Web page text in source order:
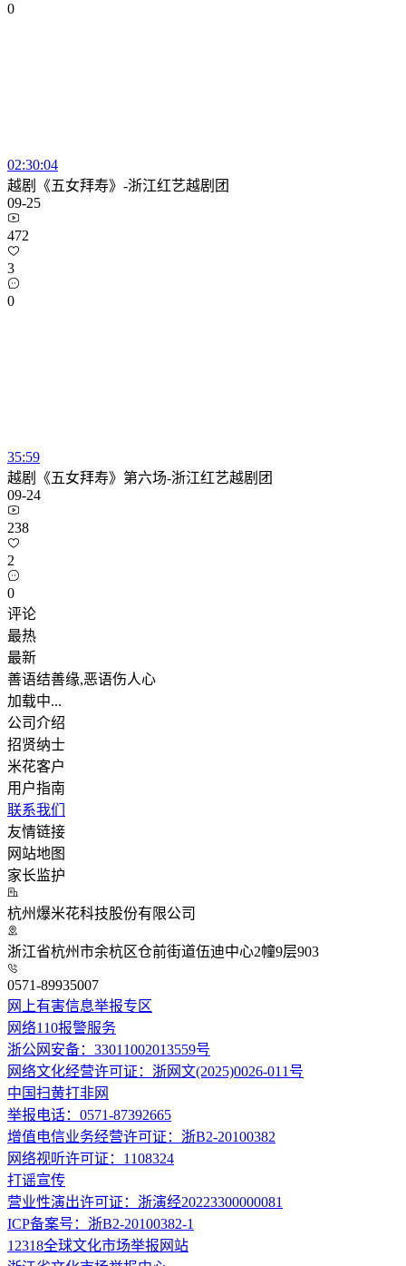
0
02:30:04
越剧《五女拜寿》-浙江红艺越剧团
09-25
472
3
0
35:59
越剧《五女拜寿》第六场-浙江红艺越剧团
09-24
238
2
0
评论
最热
最新
善语结善缘,恶语伤人心
加载中...
公司介绍
招贤纳士
米花客户
用户指南
联系我们
友情链接
网站地图
家长监护
杭州爆米花科技股份有限公司
浙江省杭州市余杭区仓前街道伍迪中心2幢9层903
0571-89935007
网上有害信息举报专区
网络110报警服务
浙公网安备：33011002013559号
网络文化经营许可证：浙网文(2025)0026-011号
中国扫黄打非网
举报电话：0571-87392665
增值电信业务经营许可证：浙B2-20100382
网络视听许可证：1108324
打谣宣传
营业性演出许可证：浙演经20223300000081
ICP备案号：浙B2-20100382-1
12318全球文化市场举报网站